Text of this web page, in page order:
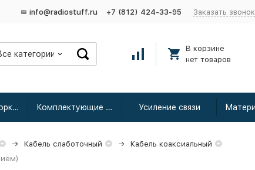
info@radiostuff.ru +7 (812) 424-33-95 Заказать звонок
категории
В корзине
нет товаров
Кабельные сборки радиочастотные Комплектующие для усиления Усиление связи
Кабель слаботочный
Кабель коаксиальный